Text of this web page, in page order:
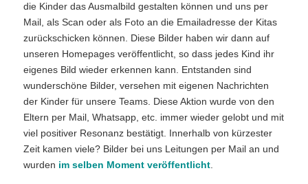
die Kinder das Ausmalbild gestalten können und uns per
Mail, als Scan oder als Foto an die Emailadresse der Kitas
zurückschicken können. Diese Bilder haben wir dann auf
unseren Homepages veröffentlicht, so dass jedes Kind ihr
eigenes Bild wieder erkennen kann. Entstanden sind
wunderschöne Bilder, versehen mit eigenen Nachrichten
der Kinder für unsere Teams. Diese Aktion wurde von den
Eltern per Mail, Whatsapp, etc. immer wieder gelobt und mit
viel positiver Resonanz bestätigt. Innerhalb von kürzester
Zeit kamen viele? Bilder bei uns Leitungen per Mail an und
wurden im selben Moment veröffentlicht.